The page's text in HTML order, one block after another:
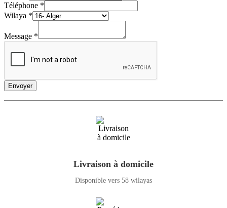
Téléphone *
Wilaya *
Message *
Envoyer
Livraison à domicile
Disponible vers 58 wilayas